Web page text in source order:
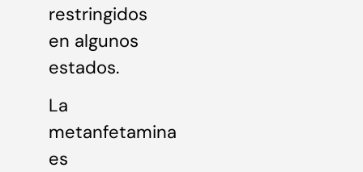
restringidos
en algunos
estados.
La
metanfetamina
es